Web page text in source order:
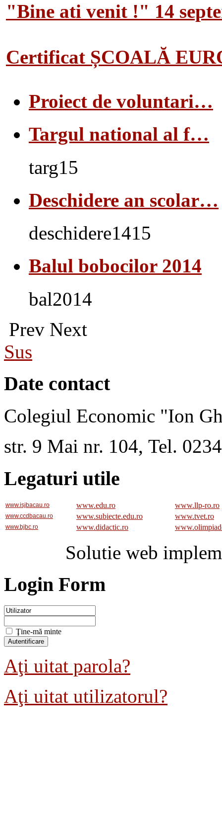
"Bine ati venit !" 14
Certificat ȘCOALĂ
Proiect de voluntari…
Targul national al f…
targ15
Deschidere an scolar…
deschidere1415
Balul bobocilor 2014
bal2014
Prev Next
Sus
Date contact
Colegiul Economic "Ion
str. 9 Mai nr. 104, Tel.
Legaturi utile
www.isjbacau.ro www.edu.ro www.llp-ro.ro
www.ccdbacau.ro www.subiecte.edu.ro www.tvet.ro
www.bjbc.ro www.didactic.ro
Solutie web
Login Form
Ţine-mă minte
Aţi uitat parola?
Aţi uitat utilizatorul?